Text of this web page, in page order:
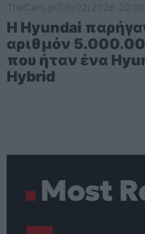
Η Hyundai
αριθμόν
που ήταν ένα
Hybrid
Most